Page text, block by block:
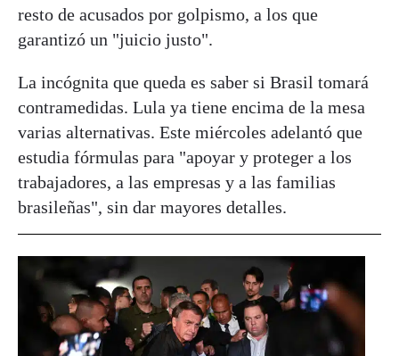
resto de acusados por golpismo, a los que
garantizó un "juicio justo".
La incógnita que queda es saber si Brasil tomará
contramedidas. Lula ya tiene encima de la mesa
varias alternativas. Este miércoles adelantó que
estudia fórmulas para "apoyar y proteger a los
trabajadores, a las empresas y a las familias
brasileñas", sin dar mayores detalles.